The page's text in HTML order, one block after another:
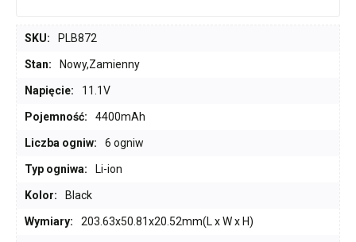
SKU: PLB872
Stan: Nowy,Zamienny
Napięcie: 11.1V
Pojemność: 4400mAh
Liczba ogniw: 6 ogniw
Typ ogniwa: Li-ion
Kolor: Black
Wymiary: 203.63x50.81x20.52mm(L x W x H)